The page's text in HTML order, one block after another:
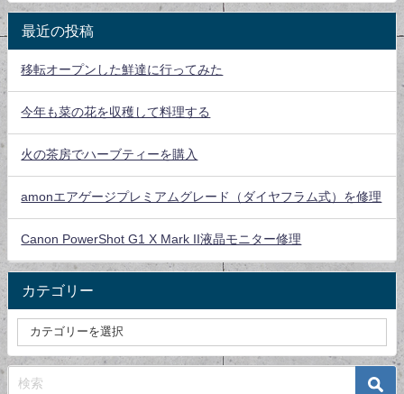
最近の投稿
移転オープンした鮮達に行ってみた
今年も菜の花を収穫して料理する
火の茶房でハーブティーを購入
amonエアゲージプレミアムグレード（ダイヤフラム式）を修理
Canon PowerShot G1 X Mark II液晶モニター修理
カテゴリー